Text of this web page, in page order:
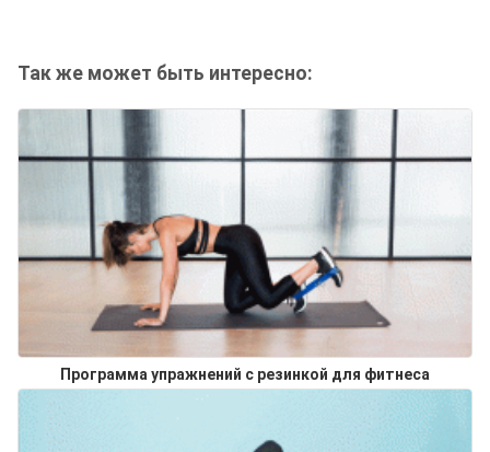
Так же может быть интересно:
Программа упражнений с резинкой для фитнеса